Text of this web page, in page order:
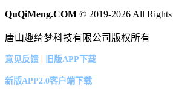
QuQiMeng.COM © 2019-2026 All Rights
唐山趣绮梦科技有限公司版权所有
意见反馈 | 旧版APP下载
新版APP2.0客户端下载